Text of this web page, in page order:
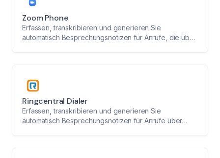
Zoom Phone
Erfassen, transkribieren und generieren Sie
automatisch Besprechungsnotizen für Anrufe, die über
Ringcentral Dialer
Erfassen, transkribieren und generieren Sie
automatisch Besprechungsnotizen für Anrufe über